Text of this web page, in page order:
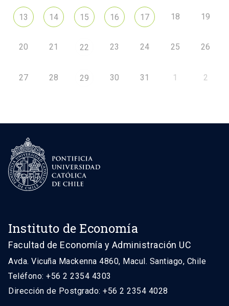
13 14 15 16 17 18 19
20 21 22 23 24 25 26
27 28 29 30 31 1 2
Instituto de Economía
Facultad de Economía y Administración UC
Avda. Vicuña Mackenna 4860, Macul. Santiago, Chile
Teléfono: +56 2 2354 4303
Dirección de Postgrado: +56 2 2354 4028